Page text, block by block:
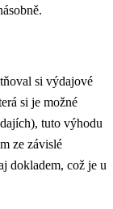
si výdajové
si je možné
tuto výhodu
ze závislé
dokladem, což je u